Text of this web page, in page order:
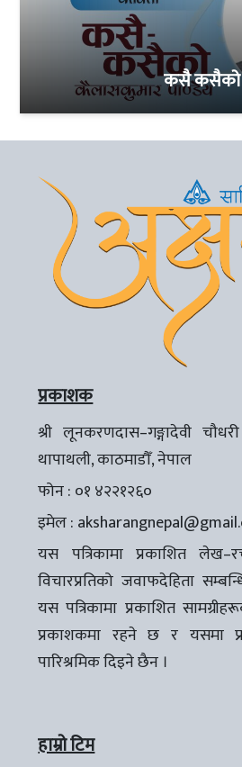
कसै कसैको
प्रकाशक
श्री लूनकरणदास–गङ्गादेवी
थापाथली, काठमाडौँ, नेपाल
फोन : ०१ ४२२१२६०
इमेल :
यस पत्रिकामा प्रकाशित
विचारप्रतिको जवाफदेहिता
यस पत्रिकामा प्रकाशित
प्रकाशकमा रहने छ र यसमा
पारिश्रमिक दिइने छैन ।
हाम्रो टिम